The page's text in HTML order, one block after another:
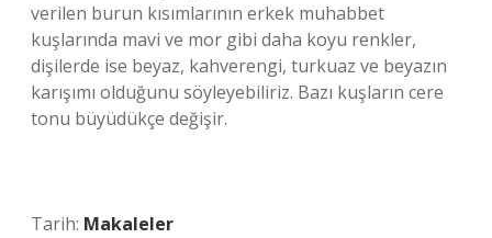
verilen burun kısımlarının erkek muhabbet
kuşlarında mavi ve mor gibi daha koyu renkler,
dişilerde ise beyaz, kahverengi, turkuaz ve beyazın
karışımı olduğunu söyleyebiliriz. Bazı kuşların cere
tonu büyüdükçe değişir.
Tarih: Makaleler